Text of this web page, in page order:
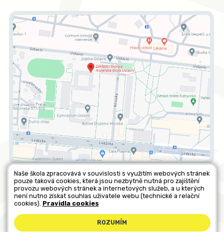
Všechna práva vyhrazena. Copyright © 2026 |Mapa stránek
Kontakty|Přihlásit|Prohlášení o přístupnosti|Pravidla COOKIES
Naše škola zpracovává v souvislosti s využitím webových stránek
pouze taková cookies, která jsou nezbytně nutná pro zajištění
provozu webových stránek a internetových služeb, a u kterých
není nutno získat souhlas uživatele webu (technické a relační
cookies). Pravidla cookies
ROZUMÍM